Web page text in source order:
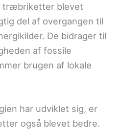
træbriketter blevet
del af overgangen til
De bidrager til
af fossile
brugen af lokale
har udviklet sig, er
også blevet bedre.